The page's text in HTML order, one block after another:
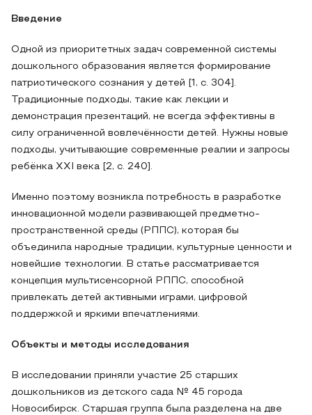
Введение
Одной из приоритетных задач современной системы
дошкольного образования является формирование
патриотического сознания у детей [1, с. 304].
Традиционные подходы, такие как лекции и
демонстрация презентаций, не всегда эффективны в
силу ограниченной вовлечённости детей. Нужны новые
подходы, учитывающие современные реалии и запросы
ребёнка XXI века [2, с. 240].
Именно поэтому возникла потребность в разработке
инновационной модели развивающей предметно-
пространственной среды (РППС), которая бы
объединила народные традиции, культурные ценности и
новейшие технологии. В статье рассматривается
концепция мультисенсорной РППС, способной
привлекать детей активными играми, цифровой
поддержкой и яркими впечатлениями.
Объекты и методы исследования
В исследовании приняли участие 25 старших
дошкольников из детского сада № 45 города
Новосибирск. Старшая группа была разделена на две